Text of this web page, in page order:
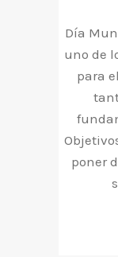
Día
uno de
para
poner